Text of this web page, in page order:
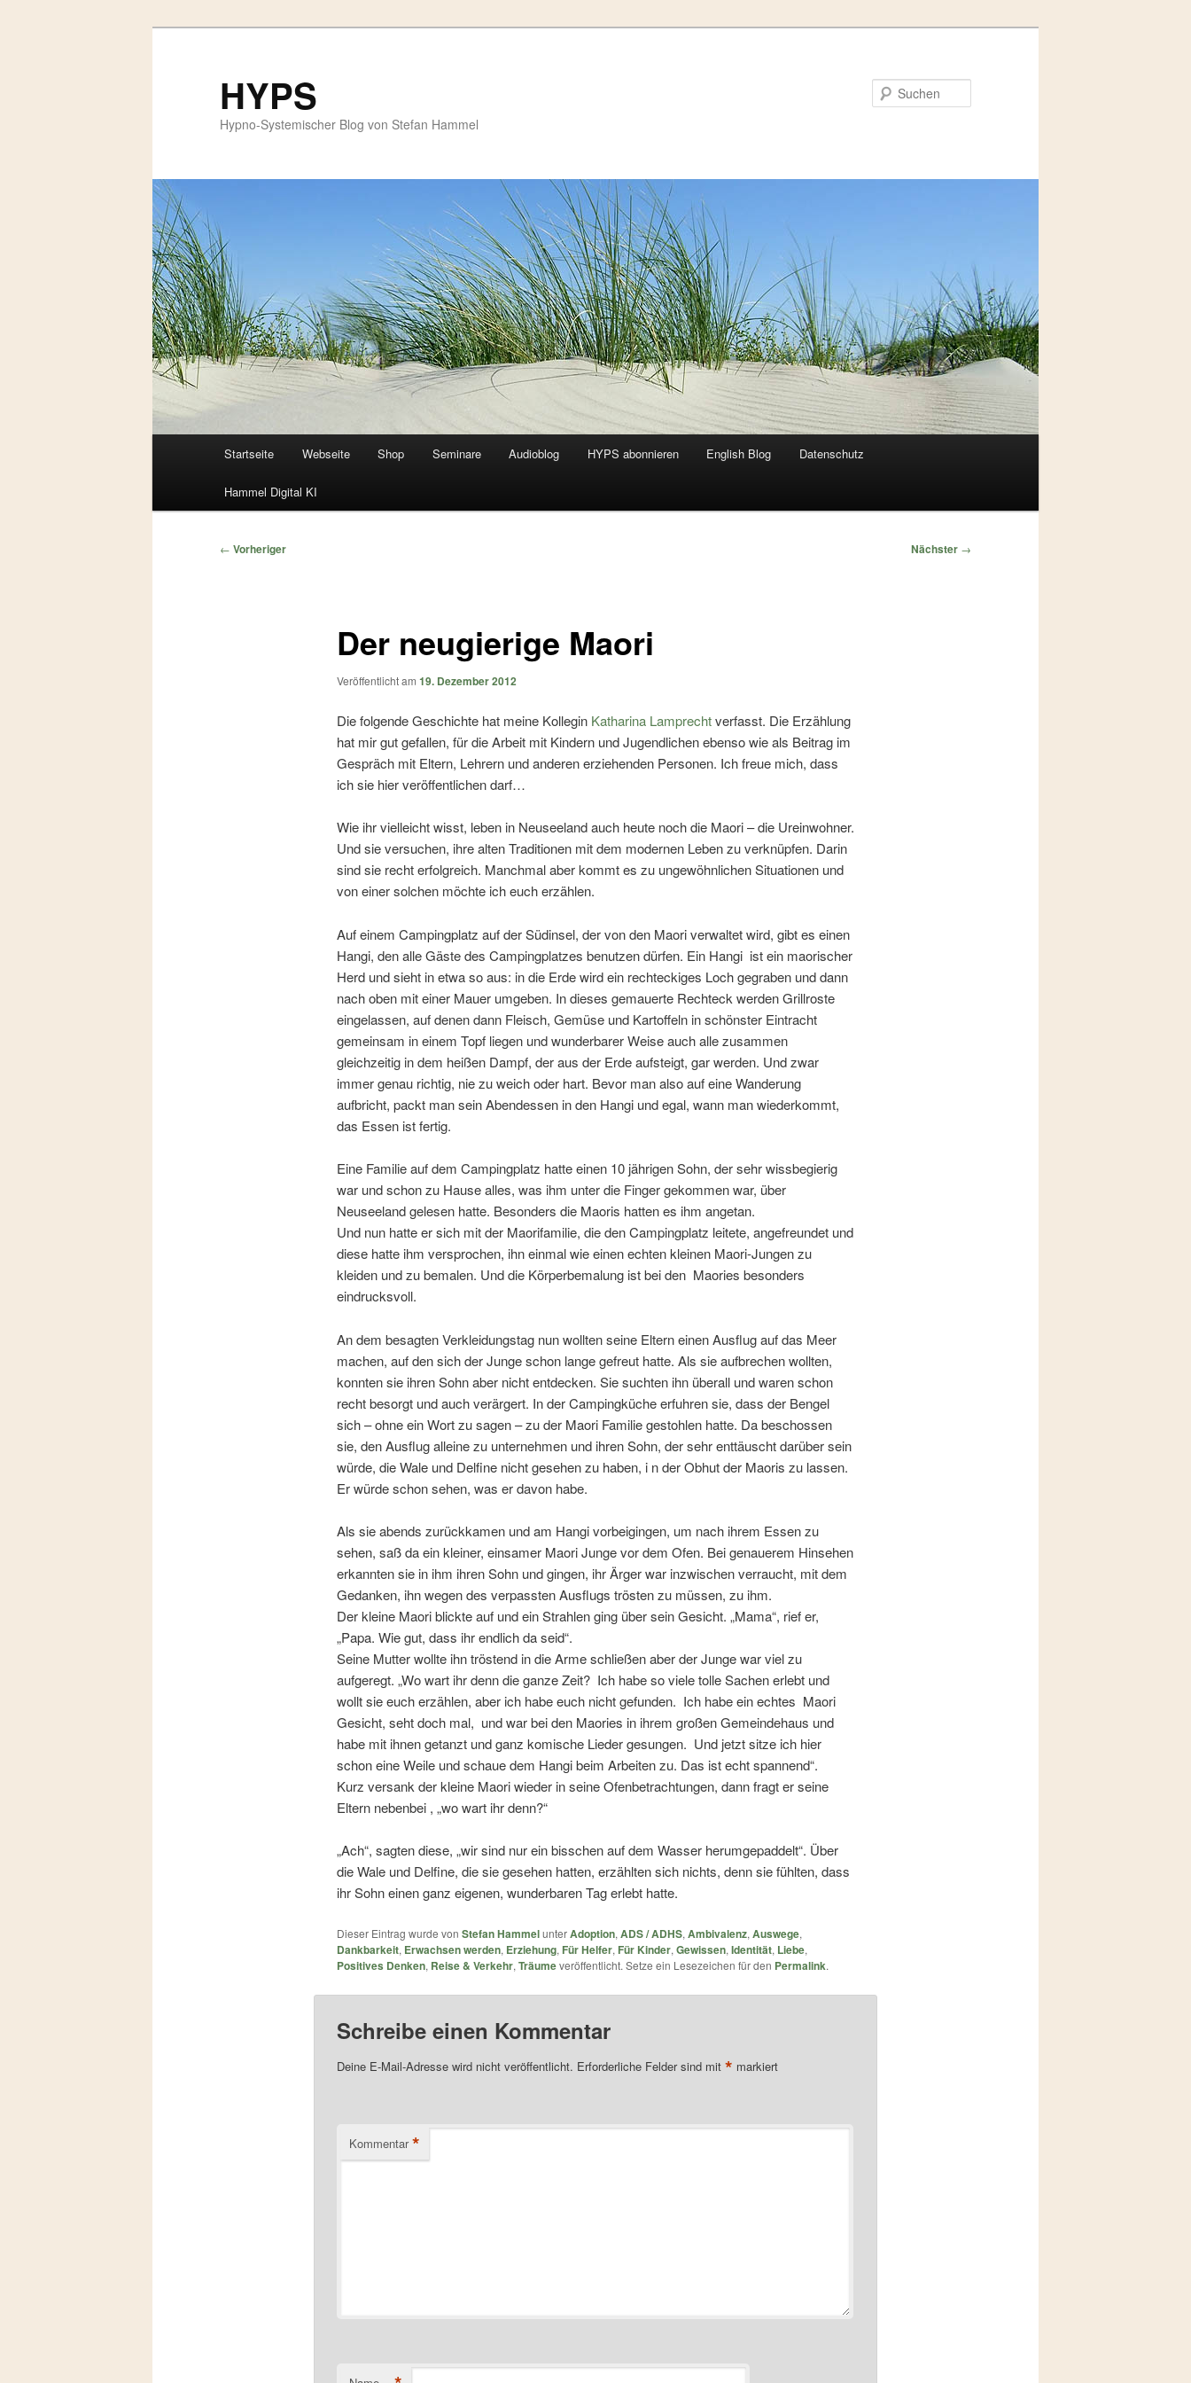
HYPS
Hypno-Systemischer Blog von Stefan Hammel
Zum
primären
Inhalt
Zum
sekundären
Inhalt
Startseite Webseite Shop Seminare Audioblog HYPS abonnieren English Blog Datenschutz
Hammel Digital KI
Beitragsnavigation
← Vorheriger Nächster →
Der neugierige Maori
Veröffentlicht am 19. Dezember 2012
Die folgende Geschichte hat meine Kollegin Katharina Lamprechtverfasst. Die Erzählung
hat mir gut gefallen, für die Arbeit mit Kindern und Jugendlichen ebenso wie als Beitrag im
Gespräch mit Eltern, Lehrern und anderen erziehenden Personen. Ich freue mich, dass
ich sie hier veröffentlichen darf…
Wie ihr vielleicht wisst, leben in Neuseeland auch heute noch die Maori – die Ureinwohner.
Und sie versuchen, ihre alten Traditionen mit dem modernen Leben zu verknüpfen. Darin
sind sie recht erfolgreich. Manchmal aber kommt es zu ungewöhnlichen Situationen und
von einer solchen möchte ich euch erzählen.
Auf einem Campingplatz auf der Südinsel, der von den Maori verwaltet wird, gibt es einen
Hangi, den alle Gäste des Campingplatzes benutzen dürfen. Ein Hangi ist ein maorischer
Herd und sieht in etwa so aus: in die Erde wird ein rechteckiges Loch gegraben und dann
nach oben mit einer Mauer umgeben. In dieses gemauerte Rechteck werden Grillroste
eingelassen, auf denen dann Fleisch, Gemüse und Kartoffeln in schönster Eintracht
gemeinsam in einem Topf liegen und wunderbarer Weise auch alle zusammen
gleichzeitig in dem heißen Dampf, der aus der Erde aufsteigt, gar werden. Und zwar
immer genau richtig, nie zu weich oder hart. Bevor man also auf eine Wanderung
aufbricht, packt man sein Abendessen in den Hangi und egal, wann man wiederkommt,
das Essen ist fertig.
Eine Familie auf dem Campingplatz hatte einen 10 jährigen Sohn, der sehr wissbegierig
war und schon zu Hause alles, was ihm unter die Finger gekommen war, über
Neuseeland gelesen hatte. Besonders die Maoris hatten es ihm angetan.
Und nun hatte er sich mit der Maorifamilie, die den Campingplatz leitete, angefreundet und
diese hatte ihm versprochen, ihn einmal wie einen echten kleinen Maori-Jungen zu
kleiden und zu bemalen. Und die Körperbemalung ist bei den Maories besonders
eindrucksvoll.
An dem besagten Verkleidungstag nun wollten seine Eltern einen Ausflug auf das Meer
machen, auf den sich der Junge schon lange gefreut hatte. Als sie aufbrechen wollten,
konnten sie ihren Sohn aber nicht entdecken. Sie suchten ihn überall und waren schon
recht besorgt und auch verärgert. In der Campingküche erfuhren sie, dass der Bengel
sich – ohne ein Wort zu sagen – zu der Maori Familie gestohlen hatte. Da beschossen
sie, den Ausflug alleine zu unternehmen und ihren Sohn, der sehr enttäuscht darüber sein
würde, die Wale und Delfine nicht gesehen zu haben, i n der Obhut der Maoris zu lassen.
Er würde schon sehen, was er davon habe.
Als sie abends zurückkamen und am Hangi vorbeigingen, um nach ihrem Essen zu
sehen, saß da ein kleiner, einsamer Maori Junge vor dem Ofen. Bei genauerem Hinsehen
erkannten sie in ihm ihren Sohn und gingen, ihr Ärger war inzwischen verraucht, mit dem
Gedanken, ihn wegen des verpassten Ausflugs trösten zu müssen, zu ihm.
Der kleine Maori blickte auf und ein Strahlen ging über sein Gesicht. „Mama“, rief er,
„Papa. Wie gut, dass ihr endlich da seid“.
Seine Mutter wollte ihn tröstend in die Arme schließen aber der Junge war viel zu
aufgeregt. „Wo wart ihr denn die ganze Zeit? Ich habe so viele tolle Sachen erlebt und
wollt sie euch erzählen, aber ich habe euch nicht gefunden. Ich habe ein echtes Maori
Gesicht, seht doch mal, und war bei den Maories in ihrem großen Gemeindehaus und
habe mit ihnen getanzt und ganz komische Lieder gesungen. Und jetzt sitze ich hier
schon eine Weile und schaue dem Hangi beim Arbeiten zu. Das ist echt spannend“.
Kurz versank der kleine Maori wieder in seine Ofenbetrachtungen, dann fragt er seine
Eltern nebenbei , „wo wart ihr denn?“
„Ach“, sagten diese, „wir sind nur ein bisschen auf dem Wasser herumgepaddelt“. Über
die Wale und Delfine, die sie gesehen hatten, erzählten sich nichts, denn sie fühlten, dass
ihr Sohn einen ganz eigenen, wunderbaren Tag erlebt hatte.
Dieser Eintrag wurde von Stefan HammelunterAdoption, ADS / ADHS, Ambivalenz, Auswege,
Dankbarkeit, Erwachsen werden, Erziehung, Für Helfer, Für Kinder, Gewissen, Identität, Liebe,
Positives Denken, Reise & Verkehr, Träumeveröffentlicht. Setze ein Lesezeichen für den Permalink.
Schreibe einen Kommentar
Deine E-Mail-Adresse wird nicht veröffentlicht. Erforderliche Felder sind mit * markiert
Kommentar *